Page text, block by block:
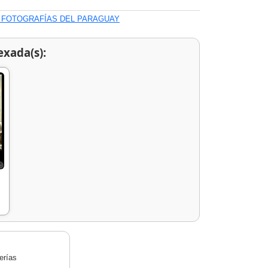
DEL PARAGUAY